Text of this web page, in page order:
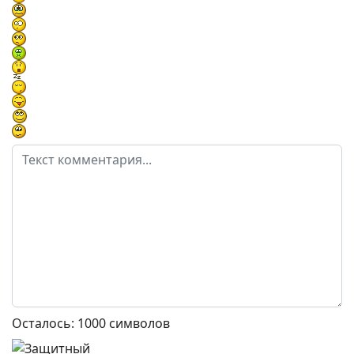
Осталось: 1000 символов